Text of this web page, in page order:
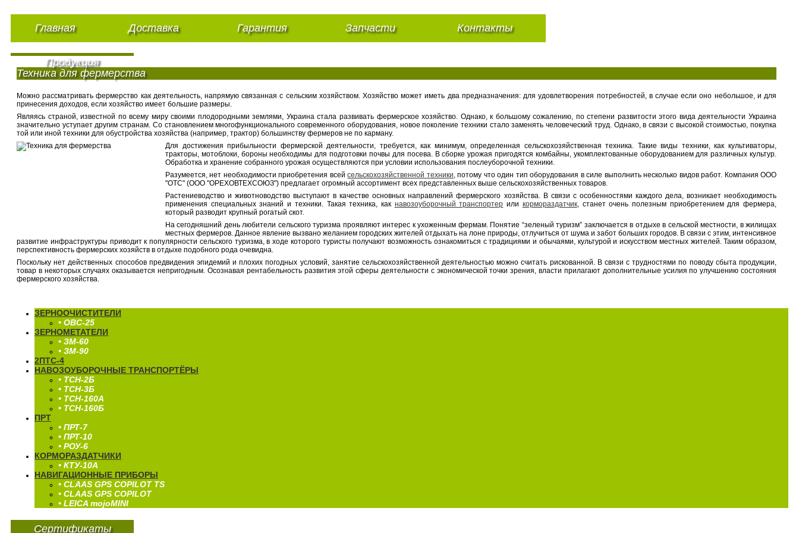
Главная Доставка Гарантия Запчасти Контакты
Продукция
Техника для фермерства
Можно рассматривать фермерство как деятельность, напрямую связанная с сельским хозяйством. Хозяйство может иметь два предназначения: для удовлетворения потребностей, в случае если оно небольшое, и для
принесения доходов, если хозяйство имеет большие размеры.
Являясь страной, известной по всему миру своими плодородными землями, Украина стала развивать фермерское хозяйство. Однако, к большому сожалению, по степени развитости этого вида деятельности Украина
значительно уступает другим странам. Со становлением многофункционального современного оборудования, новое поколение техники стало заменять человеческий труд. Однако, в связи с высокой стоимостью, покупка
той или иной техники для обустройства хозяйства (например, трактор) большинству фермеров не по карману.
Для достижения прибыльности фермерской деятельности, требуется, как минимум, определенная сельскохозяйственная техника. Такие виды техники, как культиваторы,
тракторы, мотоблоки, бороны необходимы для подготовки почвы для посева. В сборке урожая пригодятся комбайны, укомплектованные оборудованием для различных культур.
Обработка и хранение собранного урожая осуществляются при условии использования послеуборочной техники.
Разумеется, нет необходимости приобретения всейсельскохозяйственной техники, потому что один тип оборудования в силе выполнить несколько видов работ. Компания ООО
"ОТС" (ООО "ОРЕХОВТЕХСОЮЗ") предлагает огромный ассортимент всех представленных выше сельскохозяйственных товаров.
Растениеводство и животноводство выступают в качестве основных направлений фермерского хозяйства. В связи с особенностями каждого дела, возникает необходимость
применения специальных знаний и техники. Такая техника, как навозоуборочный транспортер или кормораздатчик, станет очень полезным приобретением для фермера,
который разводит крупный рогатый скот.
На сегодняшний день любители сельского туризма проявляют интерес к ухоженным фермам. Понятие “зеленый туризм” заключается в отдыхе в сельской местности, в жилищах
местных фермеров. Данное явление вызвано желанием городских жителей отдыхать на лоне природы, отлучиться от шума и забот больших городов. В связи с этим, интенсивное
развитие инфраструктуры приводит к популярности сельского туризма, в ходе которого туристы получают возможность ознакомиться с традициями и обычаями, культурой и искусством местных жителей. Таким образом,
перспективность фермерских хозяйств в отдыхе подобного рода очевидна.
Поскольку нет действенных способов предвидения эпидемий и плохих погодных условий, занятие сельскохозяйственной деятельностью можно считать рискованной. В связи с трудностями по поводу сбыта продукции,
товар в некоторых случаях оказывается непригодным. Осознавая рентабельность развития этой сферы деятельности с экономической точки зрения, власти прилагают дополнительные усилия по улучшению состояния
фермерского хозяйства.
ЗЕРНООЧИСТИТЕЛИ
• ОВС-25
ЗЕРНОМЕТАТЕЛИ
• ЗМ-60
• ЗМ-90
2ПТС-4
НАВОЗОУБОРОЧНЫЕ ТРАНСПОРТЁРЫ
• ТСН-2Б
• ТСН-3Б
• ТСН-160А
• ТСН-160Б
ПРТ
• ПРТ-7
• ПРТ-10
• РОУ-6
КОРМОРАЗДАТЧИКИ
• КТУ-10А
НАВИГАЦИОННЫЕ ПРИБОРЫ
• CLAAS GPS COPILOT TS
• CLAAS GPS COPILOT
• LEICA mojoMINI
Сертификаты